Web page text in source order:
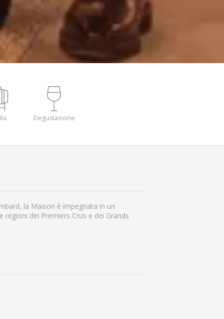
Degustazione
la Maison è impegnata in un
dei Premiers Crus e dei Grands